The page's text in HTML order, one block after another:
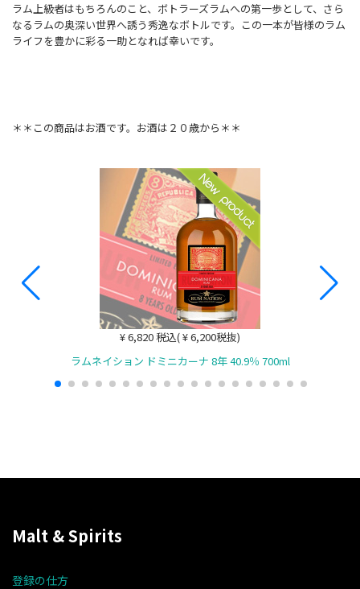
ラム上級者はもちろんのこと、ボトラーズラムへの第一歩として、さら
なるラムの奥深い世界へ誘う秀逸なボトルです。この一本が皆様のラム
ライフを豊かに彩る一助となれば幸いです。
＊＊この商品はお酒です。お酒は２０歳から＊＊
¥ 6,820 税込( ¥ 6,200税抜)
ラムネイション ドミニカーナ 8年 40.9％ 700ml
Malt & Spirits
登録の仕方